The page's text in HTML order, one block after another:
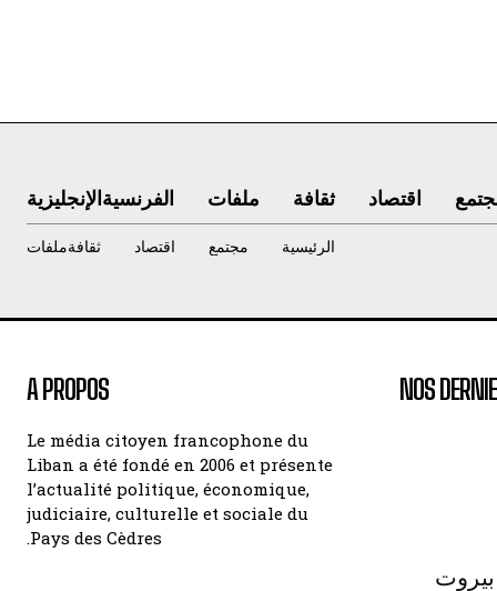
اقتصاد ثقافة ملفات الفرنسيةالإنجليزية
الرئيسية مجتمع اقتصاد ثقافةملفات
A PROPOS
Le média citoyen francophone du
Liban a été fondé en 2006 et présente
l’actualité politique, économique,
judiciaire, culturelle et sociale du
Pays des Cèdres.
NOS